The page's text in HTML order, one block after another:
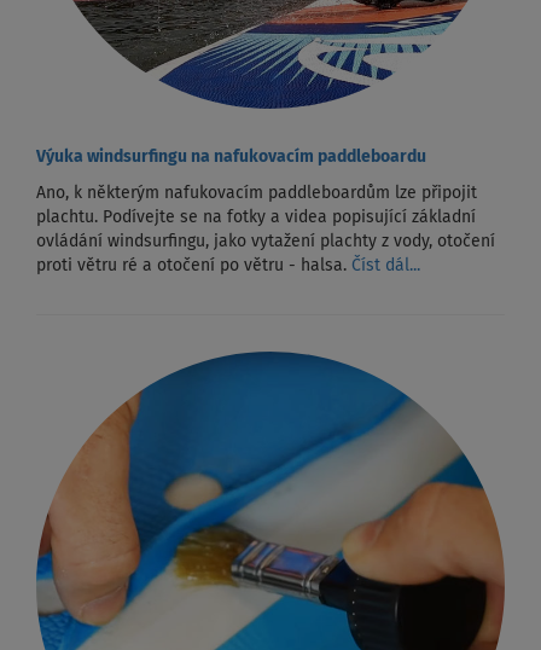
Výuka windsurfingu na nafukovacím paddleboardu
Ano, k některým nafukovacím paddleboardům lze připojit
plachtu. Podívejte se na fotky a videa popisující základní
ovládání windsurfingu, jako vytažení plachty z vody, otočení
proti větru ré a otočení po větru - halsa. Číst dál...